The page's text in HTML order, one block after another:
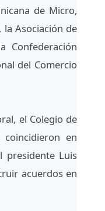
de Micro,
la Asociación de
Confederación
del Comercio
el Colegio de
en
Luis
acuerdos en